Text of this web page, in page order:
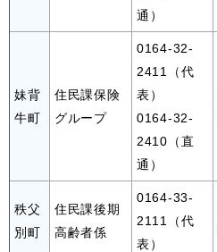
通）
妹背
牛町
住民課保険
グループ
0164-32-
2411（代
表）
0164-32-
2410（直
通）
秩父
別町
住民課後期
高齢者係
0164-33-
2111（代
表）